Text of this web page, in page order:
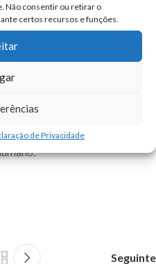
Não consentir ou retirar o
certos recursos e funções.
de Privacidade
é um dos corredores
com origem na serra de
foi recentemente
O parque foi cuidado por forma
necessidades de lazer e
Seguinte